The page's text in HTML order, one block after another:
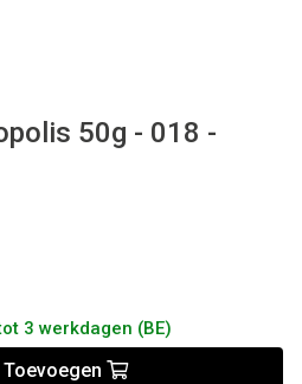
50g - 018 -
3 werkdagen (BE)
Toevoegen